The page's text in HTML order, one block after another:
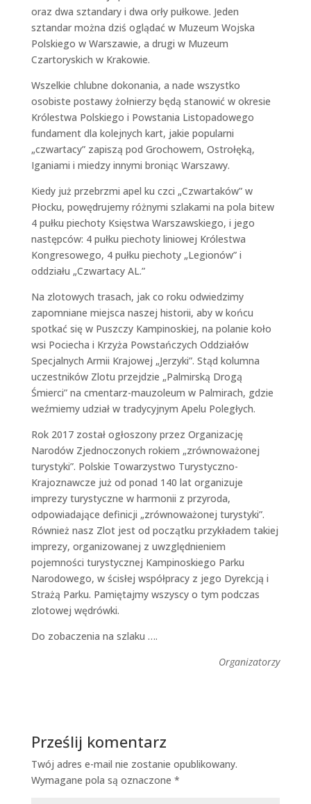
oraz dwa sztandary i dwa orły pułkowe. Jeden
sztandar można dziś oglądać w Muzeum Wojska
Polskiego w Warszawie, a drugi w Muzeum
Czartoryskich w Krakowie.
Wszelkie chlubne dokonania, a nade wszystko
osobiste postawy żołnierzy będą stanowić w okresie
Królestwa Polskiego i Powstania Listopadowego
fundament dla kolejnych kart, jakie popularni
„czwartacy” zapiszą pod Grochowem, Ostrołęką,
Iganiami i miedzy innymi broniąc Warszawy.
Kiedy już przebrzmi apel ku czci „Czwartaków” w
Płocku, powędrujemy różnymi szlakami na pola bitew
4 pułku piechoty Księstwa Warszawskiego, i jego
następców: 4 pułku piechoty liniowej Królestwa
Kongresowego, 4 pułku piechoty „Legionów” i
oddziału „Czwartacy AL.”
Na zlotowych trasach, jak co roku odwiedzimy
zapomniane miejsca naszej historii, aby w końcu
spotkać się w Puszczy Kampinoskiej, na polanie koło
wsi Pociecha i Krzyża Powstańczych Oddziałów
Specjalnych Armii Krajowej „Jerzyki”. Stąd kolumna
uczestników Zlotu przejdzie „Palmirską Drogą
Śmierci” na cmentarz-mauzoleum w Palmirach, gdzie
weźmiemy udział w tradycyjnym Apelu Poległych.
Rok 2017 został ogłoszony przez Organizację
Narodów Zjednoczonych rokiem „zrównoważonej
turystyki”. Polskie Towarzystwo Turystyczno-
Krajoznawcze już od ponad 140 lat organizuje
imprezy turystyczne w harmonii z przyroda,
odpowiadające definicji „zrównoważonej turystyki”.
Również nasz Zlot jest od początku przykładem takiej
imprezy, organizowanej z uwzględnieniem
pojemności turystycznej Kampinoskiego Parku
Narodowego, w ścisłej współpracy z jego Dyrekcją i
Strażą Parku. Pamiętajmy wszyscy o tym podczas
zlotowej wędrówki.
Do zobaczenia na szlaku ….
Organizatorzy
Prześlij komentarz
Twój adres e-mail nie zostanie opublikowany.
Wymagane pola są oznaczone *